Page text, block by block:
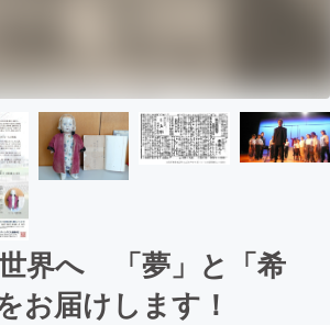
界へ 「夢」と「希
お届けします！